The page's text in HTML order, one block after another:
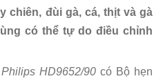
chiên, đùi gà, cá, thịt và gà
có thể tự do điều chỉnh
HD9652/90 có Bộ hẹn